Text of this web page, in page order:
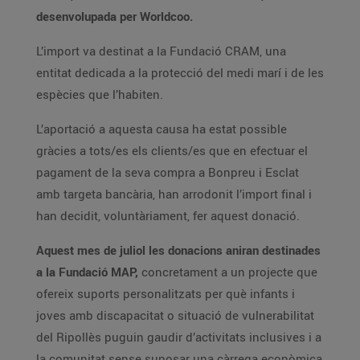
desenvolupada per Worldcoo.
L’import va destinat a la Fundació CRAM, una
entitat dedicada a la protecció del medi marí i de les
espècies que l’habiten.
L’aportació a aquesta causa ha estat possible
gràcies a tots/es els clients/es que en efectuar el
pagament de la seva compra a Bonpreu i Esclat
amb targeta bancària, han arrodonit l’import final i
han decidit, voluntàriament, fer aquest donació.
Aquest mes de juliol les donacions aniran destinades
a la Fundació MAP, concretament a un projecte que
ofereix suports personalitzats per què infants i
joves amb discapacitat o situació de vulnerabilitat
del Ripollès puguin gaudir d’activitats inclusives i a